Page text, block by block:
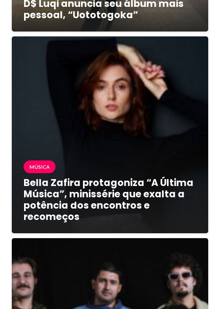
D$ Luqi anuncia seu álbum mais
pessoal, “Uototogoka”
MÚSICA
Bella Zafira protagoniza “A Última
Música”, minissérie que exalta a
potência dos encontros e
recomeços